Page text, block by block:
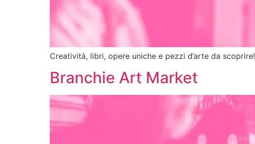
Creatività, libri, opere uniche e pezzi d’arte da scoprire!
Branchie Art Market